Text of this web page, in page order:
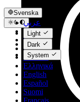
Svenska
عربي
Català
Čeština
Dansk
Deutsch
Ελληνικά
English
Español
Suomi
Français
Light
Dark
System